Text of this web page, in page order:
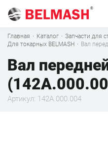
Главная · Каталог · Запчасти для
Для токарных BELMASH · Вал
Вал
Артикул: 142A.000.004